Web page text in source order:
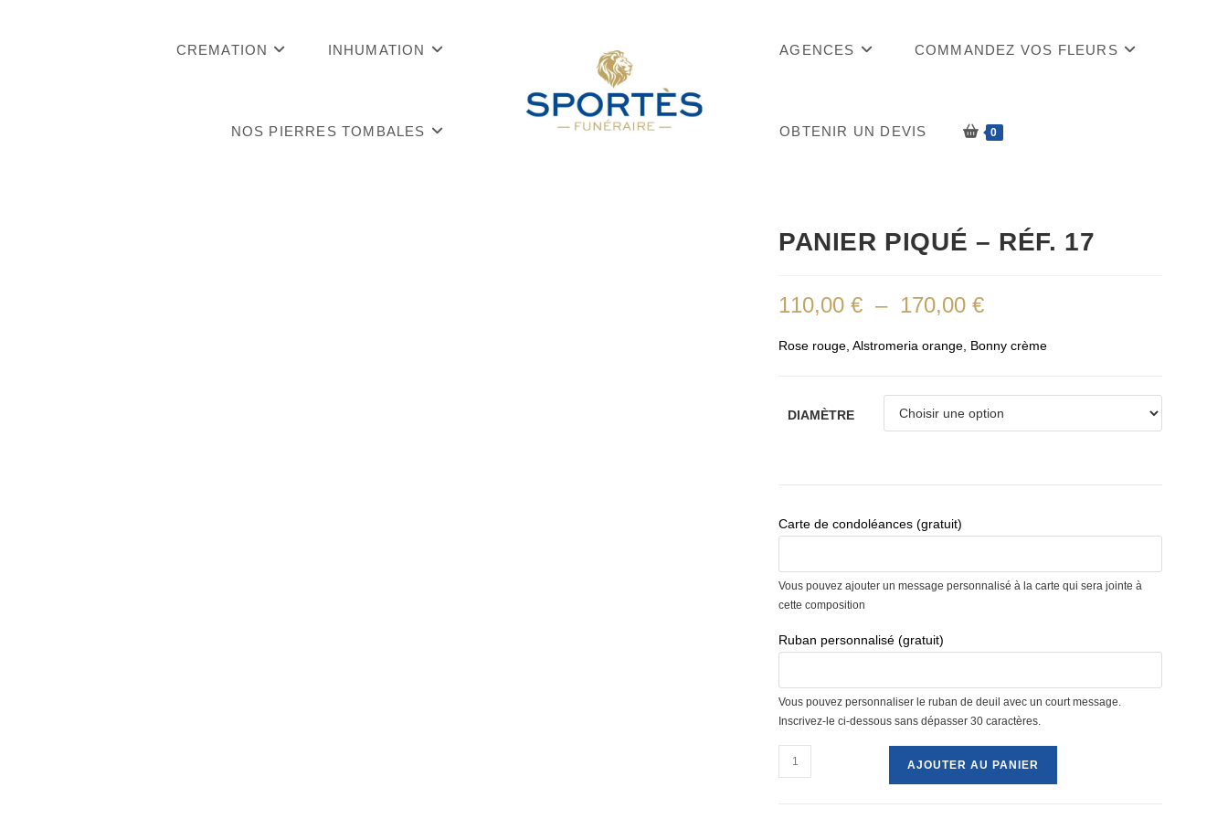
CREMATION INHUMATION
NOS PIERRES TOMBALES
AGENCES COMMANDEZ VOS FLEURS
OBTENIR UN DEVIS 0
PANIER PIQUÉ – RÉF. 17
110,00 € – 170,00 €Plage
de
110,00 €
à
Rose rouge, Alstromeria orange, Bonny crème
DIAMÈTRE
Carte de condoléances (gratuit)
Vous pouvez ajouter un message personnalisé à la carte qui sera jointe à
cette composition
Ruban personnalisé (gratuit)
Vous pouvez personnaliser le ruban de deuil avec un court message.
Inscrivez-le ci-dessous sans dépasser 30 caractères.
quantité
de
AJOUTER AU PANIER